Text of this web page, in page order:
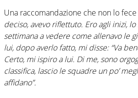
Una raccomandazione che non lo
deciso, avevo riflettuto. Ero agli inizi,
settimana a vedere come allenavo le
lui, dopo averlo fatto, mi disse: “Va
Certo, mi ispiro a lui. Di me, sono
classifica, lascio le squadre un po’
affidano”.